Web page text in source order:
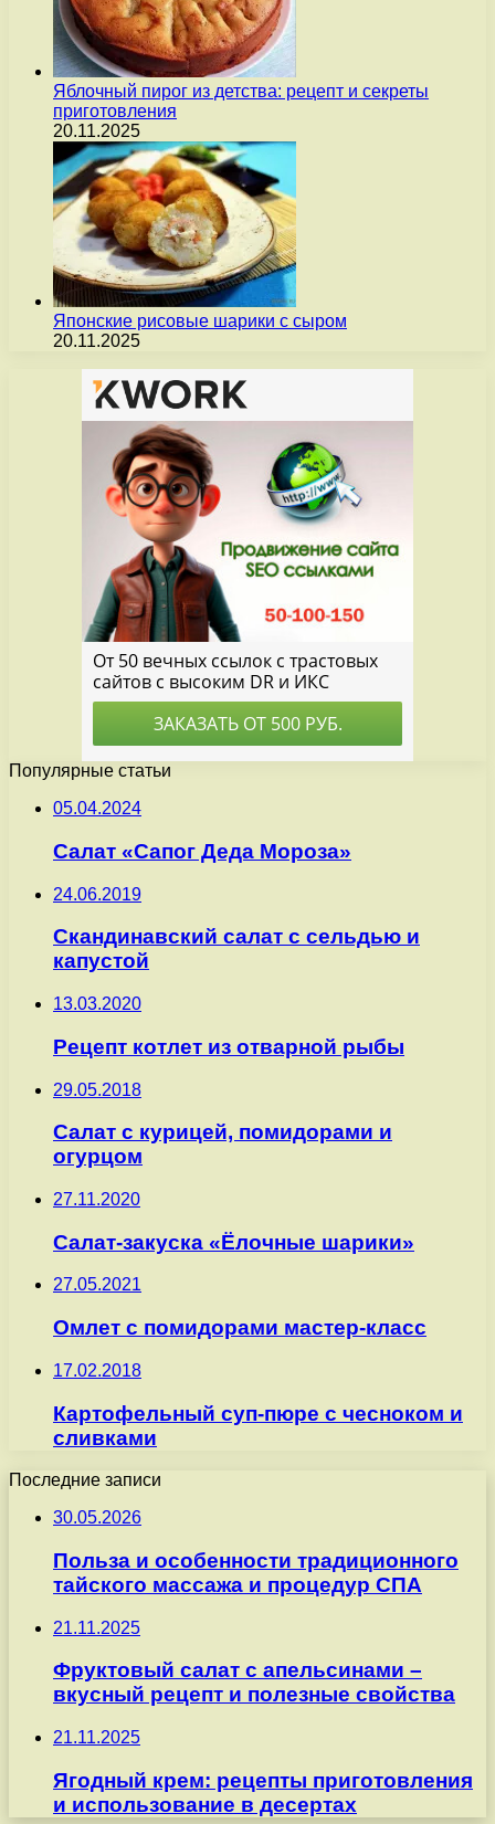
Яблочный пирог из детства: рецепт и секреты
приготовления
20.11.2025
Японские рисовые шарики с сыром
20.11.2025
Популярные статьи
05.04.2024
Салат «Сапог Деда Мороза»
24.06.2019
Скандинавский салат с сельдью и
капустой
13.03.2020
Рецепт котлет из отварной рыбы
29.05.2018
Салат с курицей, помидорами и
огурцом
27.11.2020
Салат-закуска «Ёлочные шарики»
27.05.2021
Омлет с помидорами мастер-класс
17.02.2018
Картофельный суп-пюре с чесноком и
сливками
Последние записи
30.05.2026
Польза и особенности традиционного
тайского массажа и процедур СПА
21.11.2025
Фруктовый салат с апельсинами –
вкусный рецепт и полезные свойства
21.11.2025
Ягодный крем: рецепты приготовления
и использование в десертах